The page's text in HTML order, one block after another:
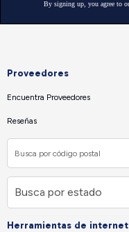
Proveedores
Encuentra Proveedores
Reseñas
Herramientas de internet